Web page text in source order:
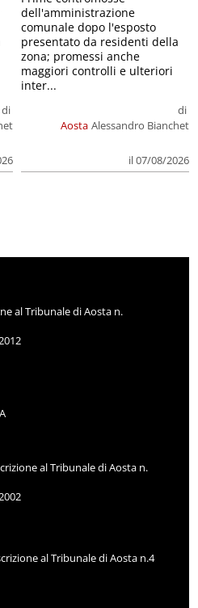
di
Aosta
di
Alessandro Bianchet
il 07/08/2026
dell'amministrazione
comunale dopo l'esposto
presentato da residenti della
zona; promessi anche
maggiori controlli e ulteriori
inter...
al Tribunale di Aosta n.
al Tribunale di Aosta n.
al Tribunale di Aosta n.4